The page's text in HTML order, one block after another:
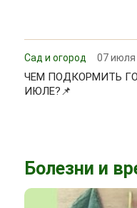
Сад и огород 07 июля
ЧЕМ ПОДКОРМИТЬ
ИЮЛЕ?📌
Болезни и